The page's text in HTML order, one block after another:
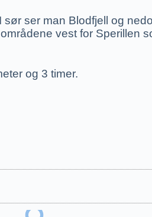
ser man Blodfjell og
vest for Sperillen
og 3 timer.